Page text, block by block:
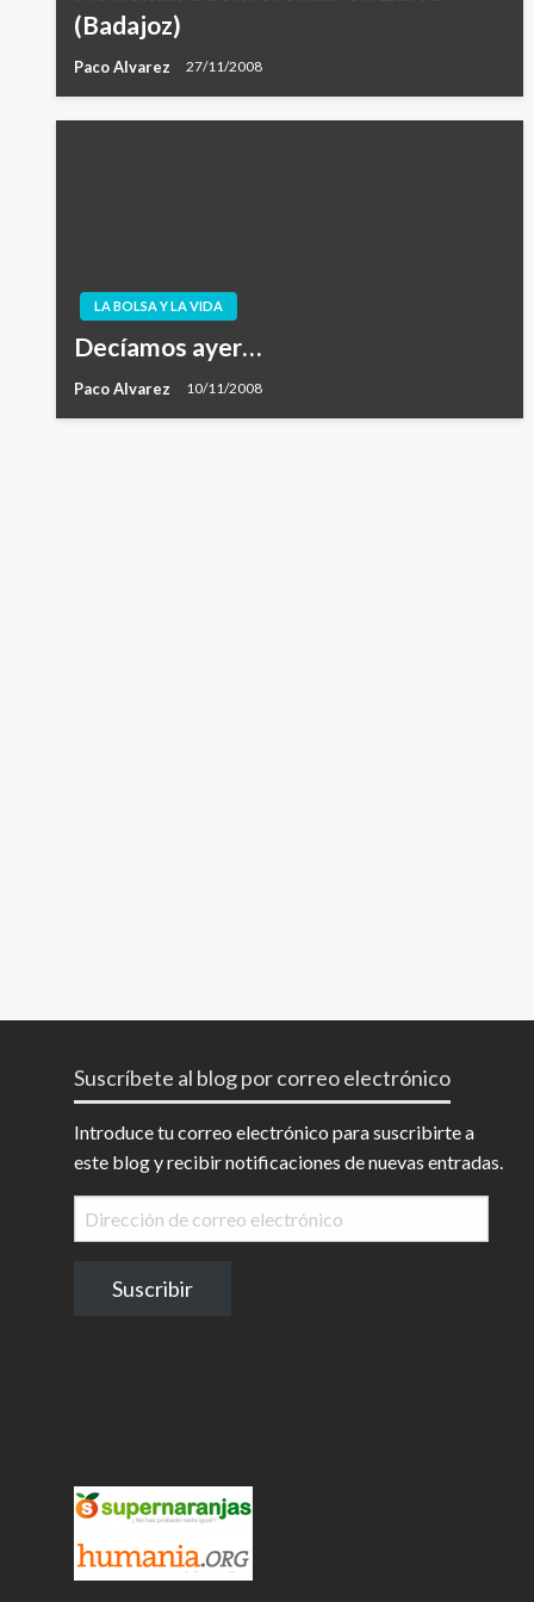
(Badajoz)
Paco Alvarez 27/11/2008
LA BOLSA Y LA VIDA
Decíamos ayer…
Paco Alvarez 10/11/2008
Suscríbete al blog por correo electrónico
Introduce tu correo electrónico para suscribirte a
este blog y recibir notificaciones de nuevas entradas.
Dirección
de
electrónico
Suscribir